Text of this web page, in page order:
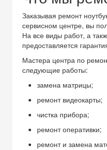
Заказывая ремонт
сервисном центре, вы
На все виды работ, а
предоставляется
Мастера центра по
следующие работы:
замена матрицы;
ремонт видеокарты;
чистка прибора;
ремонт оперативки;
ремонт и замена